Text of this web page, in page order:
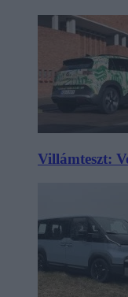
Villámteszt: